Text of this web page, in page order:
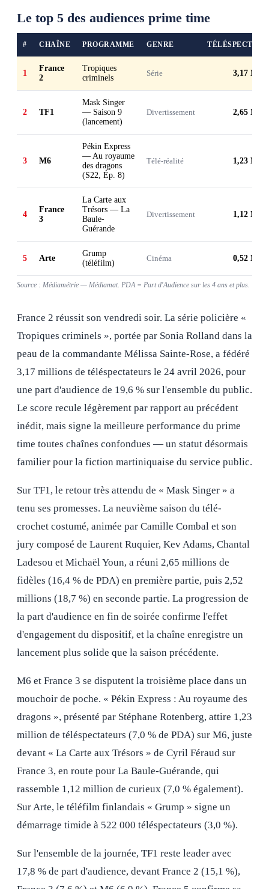
Le top 5 des audiences prime time
# CHAÎNE PROGRAMME GENRE
1
France
2
Tropiques
criminels
Série 3,17 M
2 TF1
Mask Singer
— Saison 9
(lancement)
Divertissement 2,65 M
3 M6
Pékin Express
— Au royaume
des dragons
(S22, Ép. 8)
Télé-réalité 1,23 M
4
France
3
La Carte aux
Trésors — La
Baule-
Guérande
Divertissement 1,12 M
5 Arte
Grump
(téléfilm)
Cinéma 0,52 M
Source : Médiamétrie — Médiamat. PDA = Part d'Audience sur les 4 ans et plus.
France 2 réussit son vendredi soir. La série policière «
Tropiques criminels », portée par Sonia Rolland dans la
peau de la commandante Mélissa Sainte-Rose, a fédéré
3,17 millions de téléspectateurs le 24 avril 2026, pour
une part d'audience de 19,6 % sur l'ensemble du public.
Le score recule légèrement par rapport au précédent
inédit, mais signe la meilleure performance du prime
time toutes chaînes confondues — un statut désormais
familier pour la fiction martiniquaise du service public.
Sur TF1, le retour très attendu de « Mask Singer » a
tenu ses promesses. La neuvième saison du télé-
crochet costumé, animée par Camille Combal et son
jury composé de Laurent Ruquier, Kev Adams, Chantal
Ladesou et Michaël Youn, a réuni 2,65 millions de
fidèles (16,4 % de PDA) en première partie, puis 2,52
millions (18,7 %) en seconde partie. La progression de
la part d'audience en fin de soirée confirme l'effet
d'engagement du dispositif, et la chaîne enregistre un
lancement plus solide que la saison précédente.
M6 et France 3 se disputent la troisième place dans un
mouchoir de poche. « Pékin Express : Au royaume des
dragons », présenté par Stéphane Rotenberg, attire 1,23
million de téléspectateurs (7,0 % de PDA) sur M6, juste
devant « La Carte aux Trésors » de Cyril Féraud sur
France 3, en route pour La Baule-Guérande, qui
rassemble 1,12 million de curieux (7,0 % également).
Sur Arte, le téléfilm finlandais « Grump » signe un
démarrage timide à 522 000 téléspectateurs (3,0 %).
Sur l'ensemble de la journée, TF1 reste leader avec
17,8 % de part d'audience, devant France 2 (15,1 %),